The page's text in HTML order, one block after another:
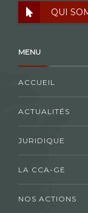
QUI
MENU
ACCUEIL
ACTUALITÉS
JURIDIQUE
LA CCA-GE
NOS ACTIONS